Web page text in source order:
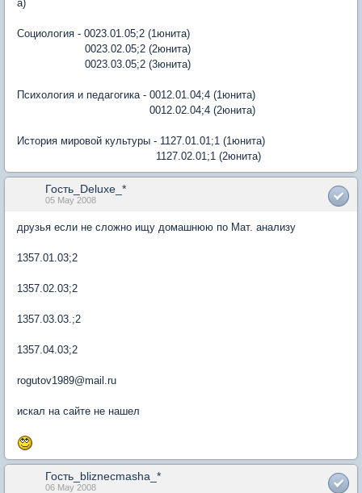
а)
Социология - 0023.01.05;2 (1юнита)
0023.02.05;2 (2юнита)
0023.03.05;2 (3юнита)
Психология и педагогика - 0012.01.04;4 (1юнита)
0012.02.04;4 (2юнита)
История мировой культуры - 1127.01.01;1 (1юнита)
1127.02.01;1 (2юнита)
Гость_Deluxe_*
05 May 2008
друзья если не сложно ищу домашнюю по Мат. анализу
1357.01.03;2
1357.02.03;2
1357.03.03.;2
1357.04.03;2
rogutov1989@mail.ru
искал на сайте не нашел
Гость_bliznecmasha_*
06 May 2008